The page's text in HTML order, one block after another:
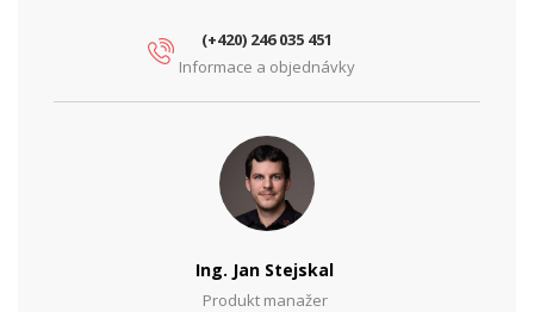
(+420) 246 035 451
Informace a objednávky
Ing. Jan Stejskal
Produkt manažer